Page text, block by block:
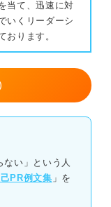
当て、迅速に対
いくリーダーシ
おります。
ない」という人
PR例文集 」を
アピールする場合
ピールする場合